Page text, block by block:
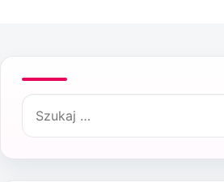
Szukaj: